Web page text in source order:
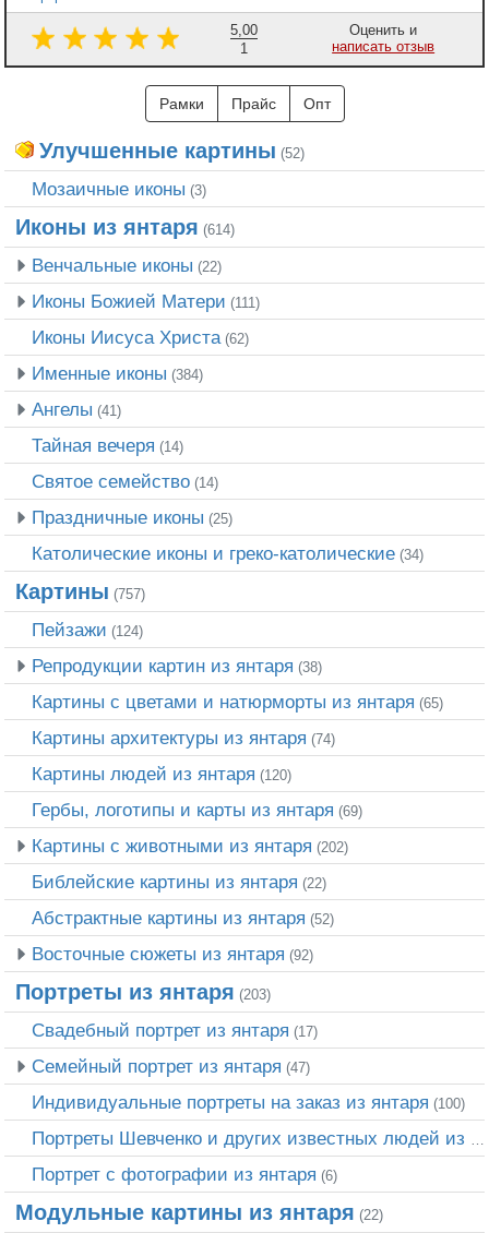
5,00
1
Оценить и
написать отзыв
Рамки Прайс Опт
Улучшенные картины (52)
Мозаичные иконы (3)
Иконы из янтаря (614)
Венчальные иконы (22)
Иконы Божией Матери (111)
Иконы Иисуса Христа(62)
Именные иконы (384)
Ангелы (41)
Тайная вечеря (14)
Святое семейство (14)
Праздничные иконы (25)
Католические иконы и греко-католические (34)
Картины (757)
Пейзажи (124)
Репродукции картин из янтаря (38)
Картины с цветами и натюрморты из янтаря (65)
Картины архитектуры из янтаря (74)
Картины людей из янтаря (120)
Гербы, логотипы и карты из янтаря (69)
Картины с животными из янтаря (202)
Библейские картины из янтаря (22)
Абстрактные картины из янтаря (52)
Восточные сюжеты из янтаря (92)
Портреты из янтаря (203)
Свадебный портрет из янтаря (17)
Семейный портрет из янтаря (47)
Индивидуальные портреты на заказ из янтаря (100)
Портреты Шевченко и других известных людей из янтаря
Портрет c фотографии из янтаря (6)
Модульные картины из янтаря (22)